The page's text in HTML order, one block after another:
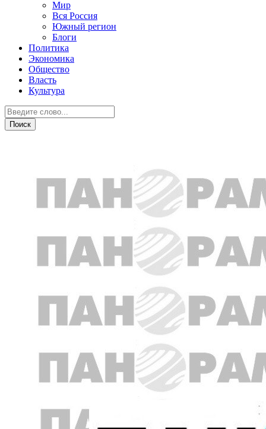
Мир
Вся Россия
Южный регион
Блоги
Политика
Экономика
Общество
Власть
Культура